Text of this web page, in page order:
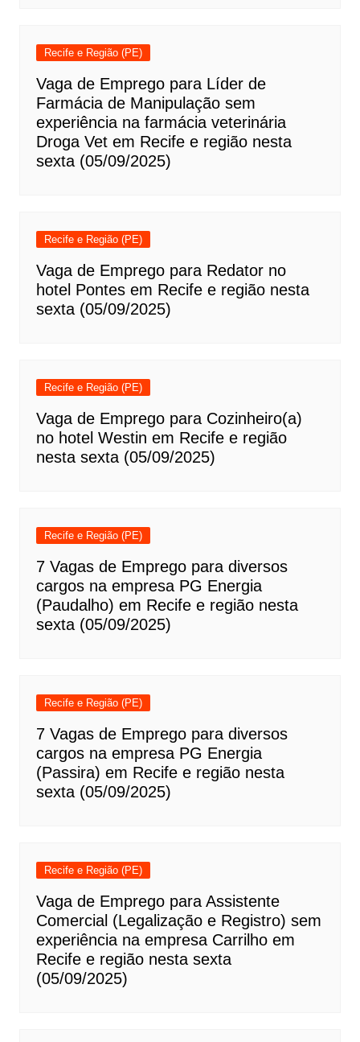
Recife e Região (PE)
Vaga de Emprego para Líder de
Farmácia de Manipulação sem
experiência na farmácia veterinária
Droga Vet em Recife e região nesta
sexta (05/09/2025)
Recife e Região (PE)
Vaga de Emprego para Redator no
hotel Pontes em Recife e região nesta
sexta (05/09/2025)
Recife e Região (PE)
Vaga de Emprego para Cozinheiro(a)
no hotel Westin em Recife e região
nesta sexta (05/09/2025)
Recife e Região (PE)
7 Vagas de Emprego para diversos
cargos na empresa PG Energia
(Paudalho) em Recife e região nesta
sexta (05/09/2025)
Recife e Região (PE)
7 Vagas de Emprego para diversos
cargos na empresa PG Energia
(Passira) em Recife e região nesta
sexta (05/09/2025)
Recife e Região (PE)
Vaga de Emprego para Assistente
Comercial (Legalização e Registro) sem
experiência na empresa Carrilho em
Recife e região nesta sexta
(05/09/2025)